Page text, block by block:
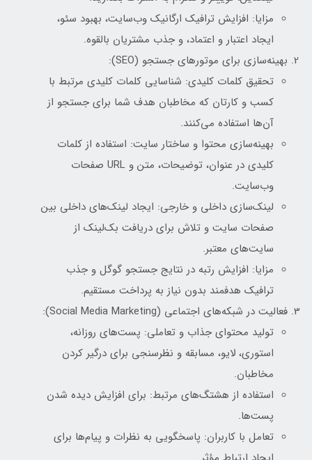
مزایا: افزایش ترافیک ارگانیک وب‌سایت، بهبود سئو،
ایجاد اعتبار و اعتماد، و جذب مشتریان بالقوه.
بهینه‌سازی برای موتورهای جستجو (SEO):
تحقیق کلمات کلیدی: شناسایی کلمات کلیدی مرتبط با
کسب و کارتان که مخاطبان هدف شما برای جستجو از
آن‌ها استفاده می‌کنند.
بهینه‌سازی محتوا و ساختار سایت: استفاده از کلمات
کلیدی در عنوان، توضیحات، متن و URL صفحات
وب‌سایت.
لینک‌سازی داخلی و خارجی: ایجاد لینک‌های داخلی بین
صفحات سایت و تلاش برای دریافت بک‌لینک از
سایت‌های معتبر.
مزایا: افزایش رتبه در نتایج جستجو گوگل و جذب
ترافیک هدفمند بدون نیاز به پرداخت مستقیم.
فعالیت در شبکه‌های اجتماعی (Social Media Marketing):
تولید محتوای جذاب و تعاملی: پست‌های روزانه،
استوری، لایو، مسابقه و نظرسنجی برای درگیر کردن
مخاطبان.
استفاده از هشتگ‌های مرتبط: برای افزایش دیده شدن
پست‌ها.
تعامل با کاربران: پاسخگویی به نظرات و پیام‌ها برای